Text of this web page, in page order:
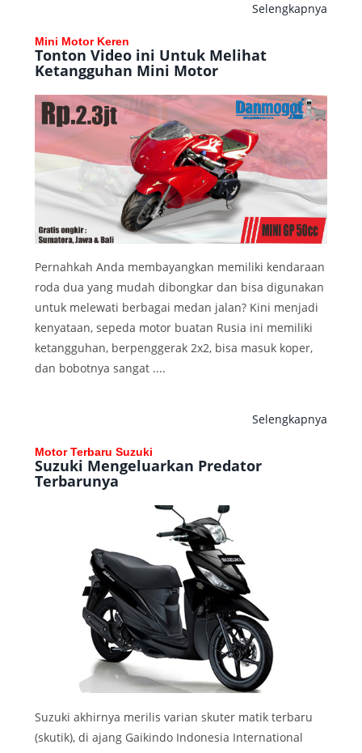
Selengkapnya
Mini Motor Keren
Tonton Video ini Untuk Melihat
Ketangguhan Mini Motor
Pernahkah Anda membayangkan memiliki kendaraan
roda dua yang mudah dibongkar dan bisa digunakan
untuk melewati berbagai medan jalan? Kini menjadi
kenyataan, sepeda motor buatan Rusia ini memiliki
ketangguhan, berpenggerak 2x2, bisa masuk koper,
dan bobotnya sangat ....
Selengkapnya
Motor Terbaru Suzuki
Suzuki Mengeluarkan Predator
Terbarunya
Suzuki akhirnya merilis varian skuter matik terbaru
(skutik), di ajang Gaikindo Indonesia International